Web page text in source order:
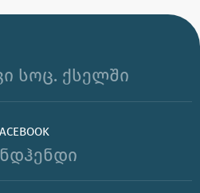
სოც. ქსელში